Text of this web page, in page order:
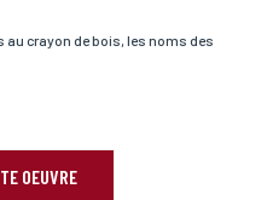
crayon de bois, les noms des
OEUVRE